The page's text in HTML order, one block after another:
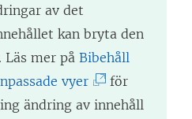
t
t
n
y
t
av det
kan bryta den
Läs mer på Bibehåll
vyer(
L
för
ändring av innehåll